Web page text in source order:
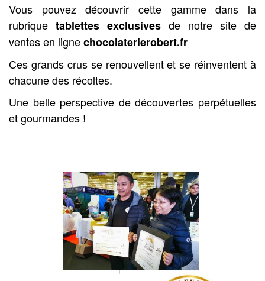
Vous pouvez découvrir cette gamme dans la
rubrique tablettes exclusives de notre site de
ventes en lignechocolaterierobert.fr
Ces grands crus se renouvellent et se réinventent à
chacune des récoltes.
Une belle perspective de découvertes perpétuelles
et gourmandes !